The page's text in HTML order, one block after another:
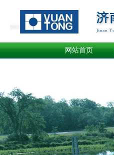
网站首页